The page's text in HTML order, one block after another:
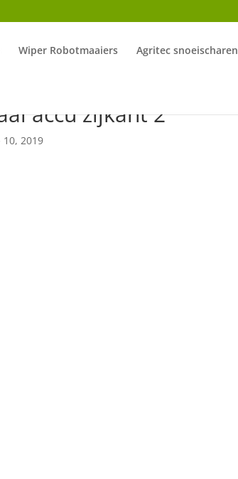
Wiper Robotmaaiers Agritec snoeischaren
accu zijkant 2
10, 2019